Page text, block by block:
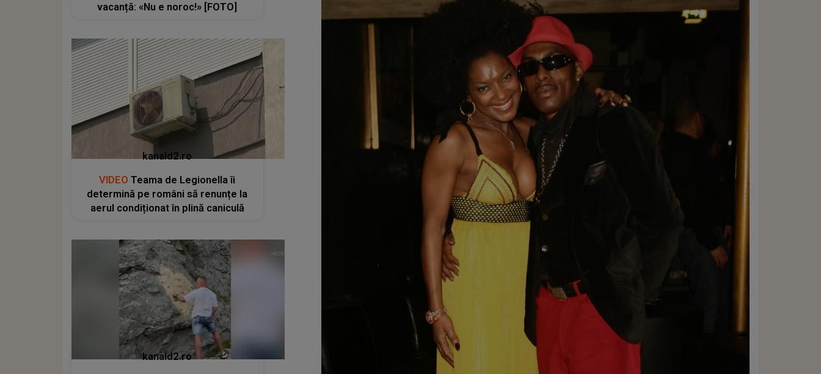
vacanță: «Nu e noroc!» [FOTO]
kanald2.ro
VIDEO Teama de Legionella îi
determină pe români să renunțe la
aerul condiționat în plină caniculă
kanald2.ro